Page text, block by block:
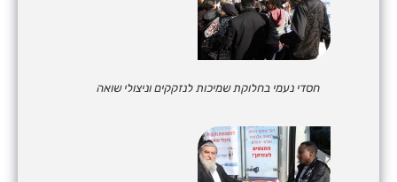
חסדי נעמי בחלוקת שמיכות לנזקקים וניצולי שואה